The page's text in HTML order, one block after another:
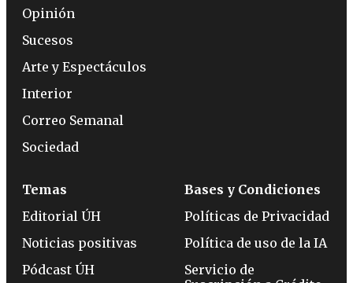
Opinión
Sucesos
Arte y Espectáculos
Interior
Correo Semanal
Sociedad
Temas
Editorial ÚH
Noticias positivas
Pódcast ÚH
Bases y Condiciones
Políticas de Privacidad
Política de uso de la IA
Servicio de